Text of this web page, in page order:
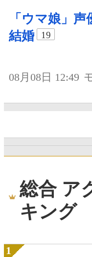
「ウマ娘」
結婚
19
08月08日 12:49
総合 ア
キング